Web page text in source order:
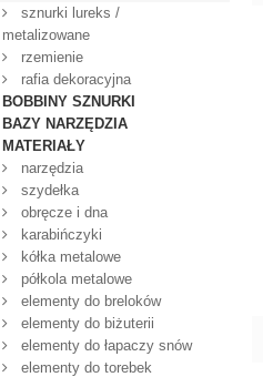
sznurki lureks /
metalizowane
rzemienie
rafia dekoracyjna
BOBBINY SZNURKI
BAZY NARZĘDZIA
MATERIAŁY
narzędzia
szydełka
obręcze i dna
karabińczyki
kółka metalowe
półkola metalowe
elementy do breloków
elementy do biżuterii
elementy do łapaczy snów
elementy do torebek